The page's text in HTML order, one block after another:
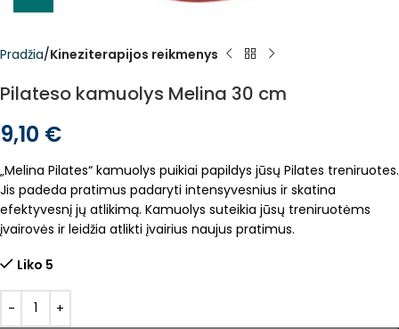
Pradžia Kineziterapijos reikmenys
Pilateso kamuolys Melina 30 cm
9,10 €
„Melina Pilates“ kamuolys puikiai papildys jūsų Pilates treniruotes.
Jis padeda pratimus padaryti intensyvesnius ir skatina
efektyvesnį jų atlikimą. Kamuolys suteikia jūsų treniruotėms
įvairovės ir leidžia atlikti įvairius naujus pratimus.
Liko 5
Alternatyva: